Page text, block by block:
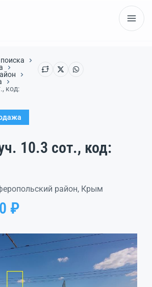
код:
10.3 сот., код:
район, Крым
₽